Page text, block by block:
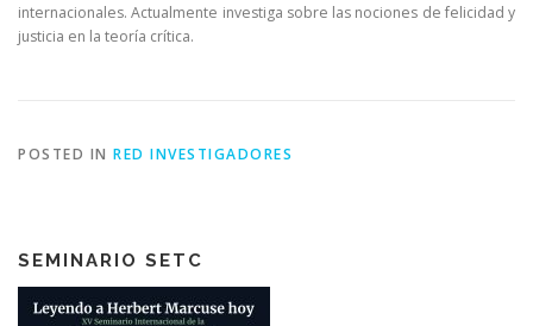
internacionales. Actualmente investiga sobre las nociones de felicidad y
justicia en la teoría crítica.
POSTED IN RED INVESTIGADORES
SEMINARIO SETC